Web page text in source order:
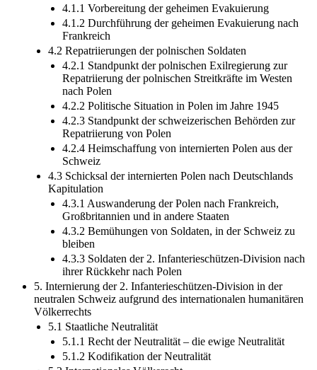
4.1.1 Vorbereitung der geheimen Evakuierung
4.1.2 Durchführung der geheimen Evakuierung nach
Frankreich
4.2 Repatriierungen der polnischen Soldaten
4.2.1 Standpunkt der polnischen Exilregierung zur
Repatriierung der polnischen Streitkräfte im Westen
nach Polen
4.2.2 Politische Situation in Polen im Jahre 1945
4.2.3 Standpunkt der schweizerischen Behörden zur
Repatriierung von Polen
4.2.4 Heimschaffung von internierten Polen aus der
Schweiz
4.3 Schicksal der internierten Polen nach Deutschlands
Kapitulation
4.3.1 Auswanderung der Polen nach Frankreich,
Großbritannien und in andere Staaten
4.3.2 Bemühungen von Soldaten, in der Schweiz zu
bleiben
4.3.3 Soldaten der 2. Infanterieschützen-Division nach
ihrer Rückkehr nach Polen
5. Internierung der 2. Infanterieschützen-Division in der
neutralen Schweiz aufgrund des internationalen humanitären
Völkerrechts
5.1 Staatliche Neutralität
5.1.1 Recht der Neutralität – die ewige Neutralität
5.1.2 Kodifikation der Neutralität